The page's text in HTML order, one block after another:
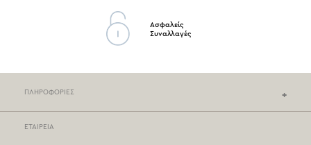
Ασφαλείς
Συναλλαγές
ΠΛΗΡΟΦΟΡΙΕΣ
ΕΤΑΙΡΕΙΑ